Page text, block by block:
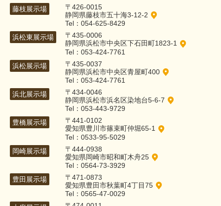
藤枝展示場
〒426-0015
静岡県藤枝市五十海3-12-2
Tel：054-625-8429
浜松東展示場
〒435-0006
静岡県浜松市中央区下石田町1823-1
Tel：053-424-7761
浜松展示場
〒435-0037
静岡県浜松市中央区青屋町400
Tel：053-424-7761
浜北展示場
〒434-0046
静岡県浜松市浜名区染地台5-6-7
Tel：053-443-9729
豊橋展示場
〒441-0102
愛知県豊川市篠束町仲堀65-1
Tel：0533-95-5029
岡崎展示場
〒444-0938
愛知県岡崎市昭和町木舟25
Tel：0564-73-3929
豊田展示場
〒471-0873
愛知県豊田市秋葉町4丁目75
Tel：0565-47-0029